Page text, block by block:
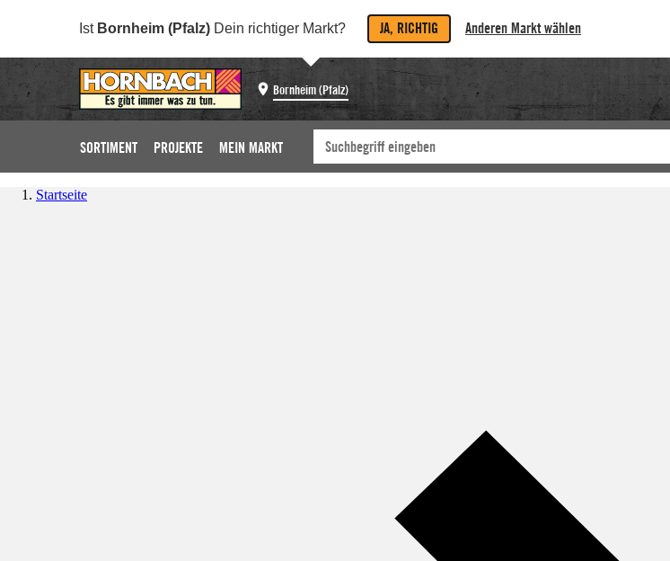
Ist Bornheim (Pfalz) Dein richtiger Markt? JA, RICHTIG Anderen Markt wählen
Bornheim (Pfalz)
SORTIMENT PROJEKTE MEIN MARKT
Startseite